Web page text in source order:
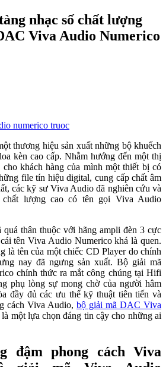
nhạc số chất lượng
Viva Audio Numerico
thương hiệu sản xuất những bộ khuếch
kèn cao cấp. Nhằm hướng đến một thị
khách hàng của mình một thiết bị có
file tín hiệu digital, cung cấp chất âm
các kỹ sư Viva Audio đã nghiên cứu và
lượng cao có tên gọi Viva Audio
thân thuộc với hãng ampli đèn 3 cực
tên Viva Audio Numerico khá là quen.
là tên của một chiếc CD Player do chính
nay đã ngưng sản xuất. Bộ giải mã
chính thức ra mắt công chúng tại Hifi
phụ lòng sự mong chờ của người hâm
đầy đủ các ưu thế kỹ thuật tiên tiến và
cách Viva Audio, bộ giải mã DAC Viva
một lựa chọn đáng tin cậy cho những ai
đậm phong cách Viva